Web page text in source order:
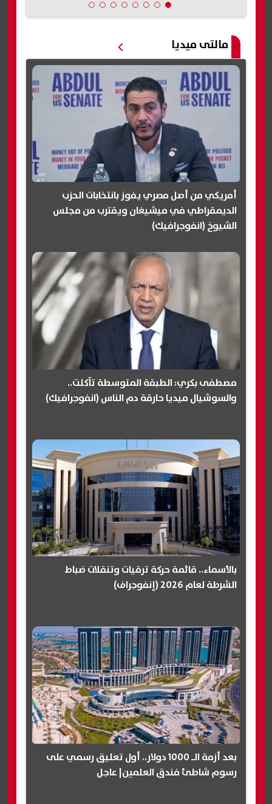
مالتى ميديا
أمريكي من أصل مصري يفوز بانتخابات الحزب
الديمقراطي في ميشيغان ويقترب من مجلس
الشيوخ (انفوجرافيك)
مصطفى بكري: الطبقة المتوسطة تآكلت..
والسوشيال ميديا حارقة دم الناس (انفوجرافيك)
بالأسماء.. قائمة حركة ترقيات وتنقلات ضباط
الشرطة لعام 2026 (إنفوجراف)
بعد أزمة الـ 1000 دولار.. أول تعليق رسمي على
رسوم شاطئ فندق العلمين| عاجل